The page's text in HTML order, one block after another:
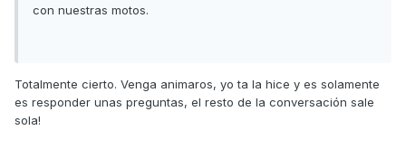
con nuestras motos.
Totalmente cierto. Venga animaros, yo ta la hice y es solamente
es responder unas preguntas, el resto de la conversación sale
sola!